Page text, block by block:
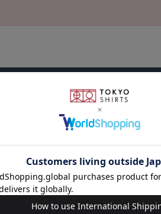
東京シャツについて